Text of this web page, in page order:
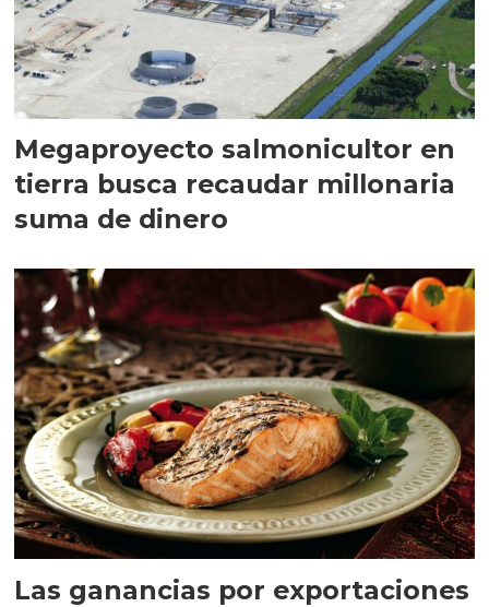
Megaproyecto salmonicultor en
tierra busca recaudar millonaria
suma de dinero
Las ganancias por exportaciones